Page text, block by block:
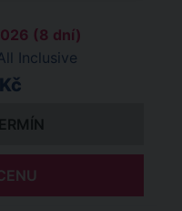
(8 dní)
Inclusive